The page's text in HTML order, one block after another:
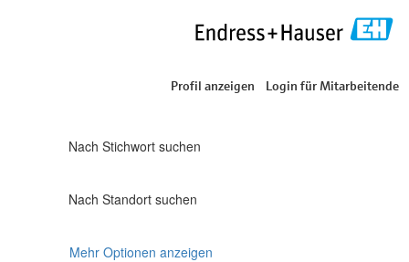
Profil anzeigen Login für Mitarbeitende
Nach Stichwort suchen
Nach Standort suchen
Mehr Optionen anzeigen